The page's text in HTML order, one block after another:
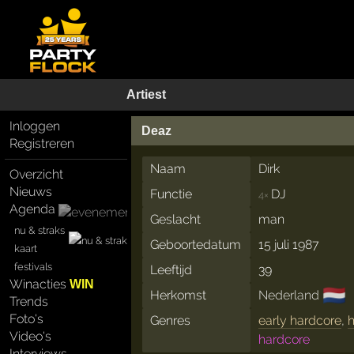
Artiest
Inloggen
Registreren
Overzicht
Nieuws
Agenda
nu & straks
kaart
festivals
WinactiesWIN
Trends
Foto's
Video's
Deaz
Naam
Dirk
Functie
4× DJ
Geslacht
man
Geboortedatum
15 juli 1987
Leeftijd
39
Herkomst
Nederland 🇳🇱
Genres early hardcore,
hardcore